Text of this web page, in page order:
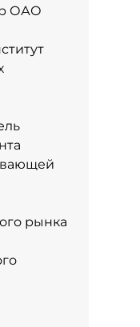
ОАО
рынка